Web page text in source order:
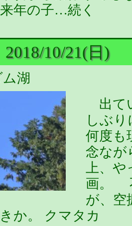
年の子…続く
10/21(日)
ム湖
出て
しぶ
何度も
念なが
上、
画。
が、空
か。 クマタカ